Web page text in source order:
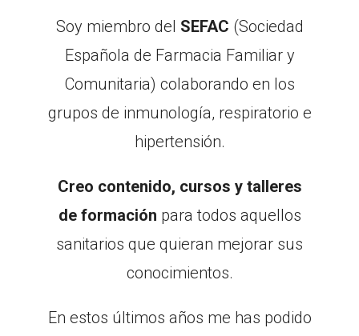
Soy miembro del SEFAC (Sociedad
Española de Farmacia Familiar y
Comunitaria) colaborando en los
grupos de inmunología, respiratorio e
hipertensión.
Creo contenido, cursos y talleres
de formación para todos aquellos
sanitarios que quieran mejorar sus
conocimientos.
En estos últimos años me has podido